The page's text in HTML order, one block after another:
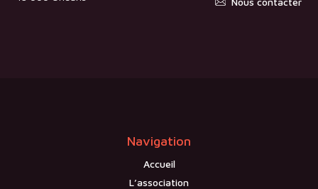
Navigation
Accueil
L’association